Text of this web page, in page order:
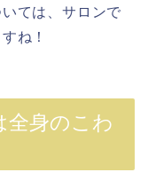
ては、サロンで
ね！
全身のこわ